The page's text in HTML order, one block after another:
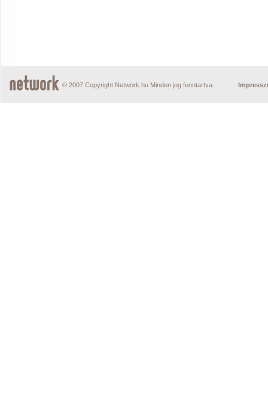
© 2007 Copyright Network.hu Minden jog fenntartva.